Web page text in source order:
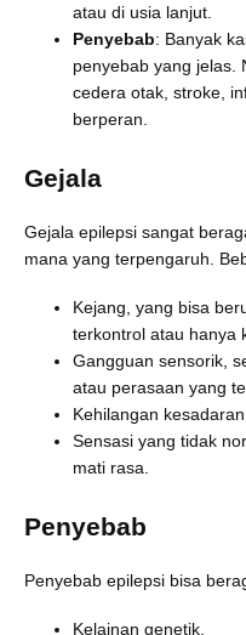
atau di usia lanjut.
Penyebab: Banyak
penyebab yang jelas.
cedera otak, stroke,
berperan.
Gejala
Gejala epilepsi sangat
mana yang terpengaruh.
Kejang, yang bisa
terkontrol atau hanya
Gangguan sensorik,
atau perasaan yang
Kehilangan
Sensasi yang tidak
mati rasa.
Penyebab
Penyebab epilepsi bisa
Kelainan genetik.